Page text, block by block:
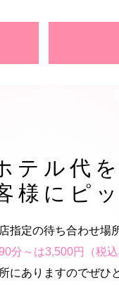
テル代
様にピッ
指定の待ち合わせ場
分～は3,500円（税
にありますのでぜひ